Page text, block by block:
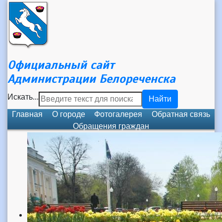
Официальный сайт
Администрации Белореченска
Искать...
Найти
Главная
О городе Фотогалерея
Обратная связь
Обращения граждан